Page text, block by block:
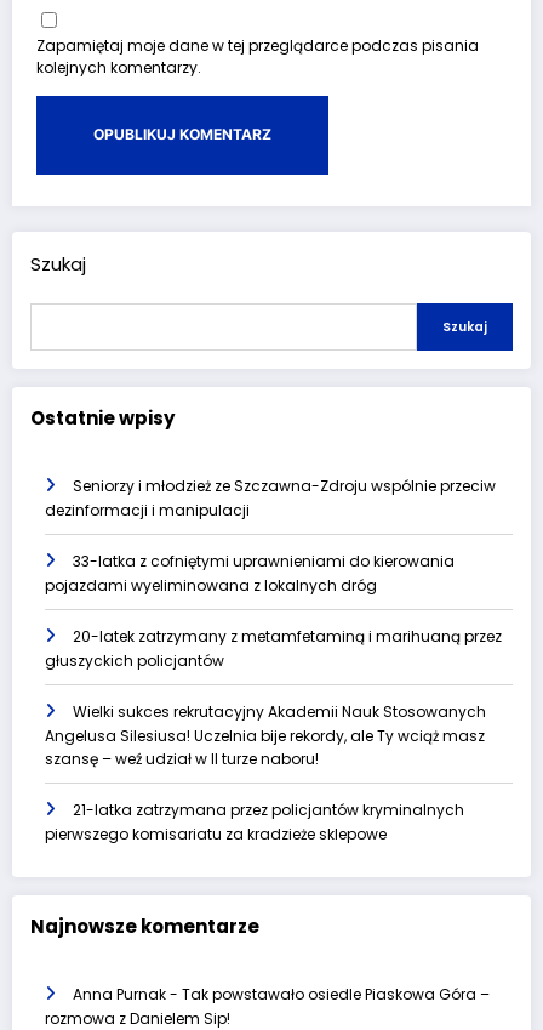
Zapamiętaj moje dane w tej przeglądarce podczas pisania
kolejnych komentarzy.
Szukaj
Szukaj
Ostatnie wpisy
Seniorzy i młodzież ze Szczawna-Zdroju wspólnie przeciw
dezinformacji i manipulacji
33-latka z cofniętymi uprawnieniami do kierowania
pojazdami wyeliminowana z lokalnych dróg
20-latek zatrzymany z metamfetaminą i marihuaną przez
głuszyckich policjantów
Wielki sukces rekrutacyjny Akademii Nauk Stosowanych
Angelusa Silesiusa! Uczelnia bije rekordy, ale Ty wciąż masz
szansę – weź udział w II turze naboru!
21-latka zatrzymana przez policjantów kryminalnych
pierwszego komisariatu za kradzieże sklepowe
Najnowsze komentarze
Anna Purnak- Tak powstawało osiedle Piaskowa Góra –
rozmowa z Danielem Sip!